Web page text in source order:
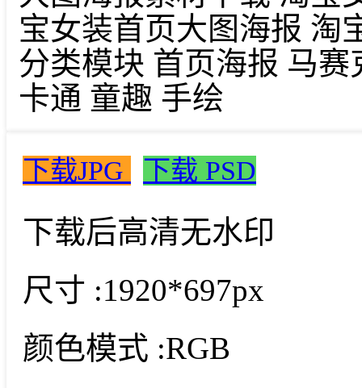
宝女装首页大图海报 淘
分类模块 首页海报 马赛
卡通 童趣 手绘
下载JPG 下载 PSD
下载后高清无水印
尺寸 :1920*697px
颜色模式 :RGB